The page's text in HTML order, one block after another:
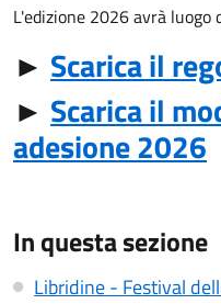
L'edizione 2026 avrà luogo
► Scarica il
► Scarica il
adesione 2026
In questa sezione
Libridine - Festival